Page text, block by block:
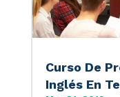
Curso De
Inglés En